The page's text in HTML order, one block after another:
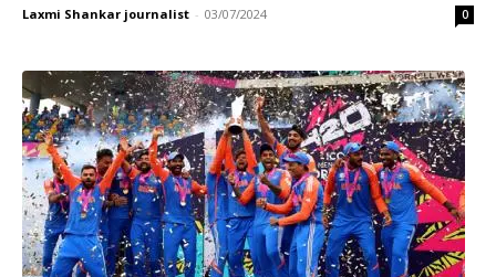
Laxmi Shankar journalist - 03/07/2024 0